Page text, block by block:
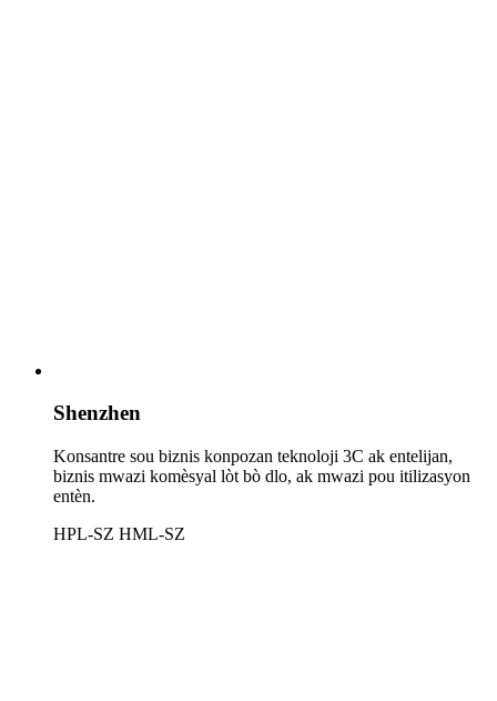
Shenzhen
Konsantre sou biznis konpozan teknoloji 3C ak entelijan,
biznis mwazi komèsyal lòt bò dlo, ak mwazi pou itilizasyon
entèn.
HPL-SZ HML-SZ